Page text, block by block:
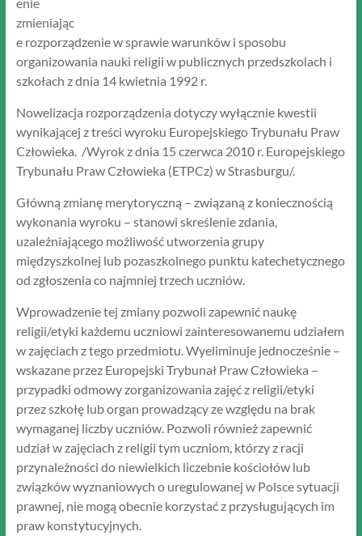
zmieniając
e rozporządzenie w sprawie warunków i sposobu
organizowania nauki religii w publicznych przedszkolach i
szkołach z dnia 14 kwietnia 1992 r.
Nowelizacja rozporządzenia dotyczy wyłącznie kwestii
wynikającej z treści wyroku Europejskiego Trybunału Praw
Człowieka. /Wyrok z dnia 15 czerwca 2010 r. Europejskiego
Trybunału Praw Człowieka (ETPCz) w Strasburgu/.
Główną zmianę merytoryczną – związaną z koniecznością
wykonania wyroku – stanowi skreślenie zdania,
uzależniającego możliwość utworzenia grupy
międzyszkolnej lub pozaszkolnego punktu katechetycznego
od zgłoszenia co najmniej trzech uczniów.
Wprowadzenie tej zmiany pozwoli zapewnić naukę
religii/etyki każdemu uczniowi zainteresowanemu udziałem
w zajęciach z tego przedmiotu. Wyeliminuje jednocześnie –
wskazane przez Europejski Trybunał Praw Człowieka –
przypadki odmowy zorganizowania zajęć z religii/etyki
przez szkołę lub organ prowadzący ze względu na brak
wymaganej liczby uczniów. Pozwoli również zapewnić
udział w zajęciach z religii tym uczniom, którzy z racji
przynależności do niewielkich liczebnie kościołów lub
związków wyznaniowych o uregulowanej w Polsce sytuacji
prawnej, nie mogą obecnie korzystać z przysługujących im
praw konstytucyjnych.